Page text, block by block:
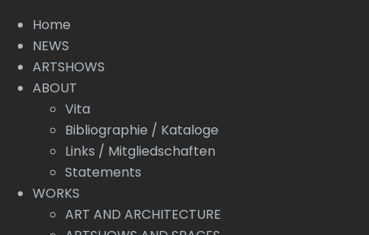
Home
NEWS
ARTSHOWS
ABOUT
Vita
Bibliographie / Kataloge
Links / Mitgliedschaften
Statements
WORKS
ART AND ARCHITECTURE